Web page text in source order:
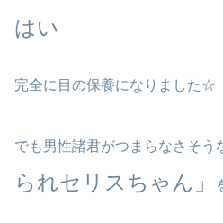
はい
完全に目の保養になりました☆
でも男性諸君がつまらなさそう
られセリスちゃん」